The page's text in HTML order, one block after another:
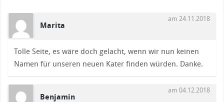
Marita
am 24.11.2018
Tolle Seite, es wäre doch gelacht, wenn wir nun keinen
Namen für unseren neuen Kater finden würden. Danke.
Benjamin
am 04.12.2018